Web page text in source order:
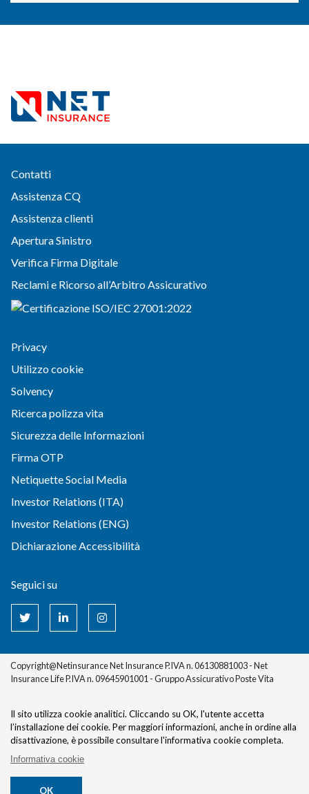
Contatti
Assistenza CQ
Assistenza clienti
Apertura Sinistro
Verifica Firma Digitale
Reclami e Ricorso all’Arbitro Assicurativo
Privacy
Utilizzo cookie
Solvency
Ricerca polizza vita
Sicurezza delle Informazioni
Firma OTP
Netiquette Social Media
Investor Relations (ITA)
Investor Relations (ENG)
Dichiarazione Accessibilità
Seguici su
Copyright@Netinsurance Net Insurance P.IVA n. 06130881003 - Net
Insurance Life P.IVA n. 09645901001 - Gruppo Assicurativo Poste Vita
Il sito utilizza cookie analitici. Cliccando su OK, l'utente accetta
l’installazione dei cookie. Per maggiori informazioni, anche in ordine alla
disattivazione, è possibile consultare l'informativa cookie completa.
Informativa cookie
OK